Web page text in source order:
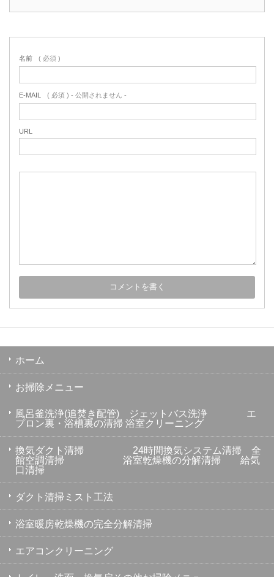
名前 ( 必須 )
E-MAIL ( 必須 ) - 公開されません -
URL
ホーム
お掃除メニュー
風呂釜洗浄(追焚き配管) ジェットバス洗浄 エ
プロン裏・浴槽裏の清掃 浴室クリーニング
換気ダクト清掃 24時間換気システム清掃 全
館空調清掃 浴室乾燥機の分解清掃 給気
口清掃
ダクト清掃ミスト工法
浴室暖房乾燥機の完全分解清掃
エアコンクリーニング